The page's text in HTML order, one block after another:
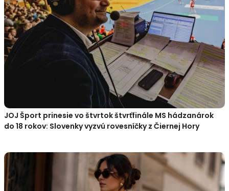
JOJ Šport prinesie vo štvrtok štvrťfinále MS hádzanárok
do 18 rokov: Slovenky vyzvú rovesníčky z Čiernej Hory